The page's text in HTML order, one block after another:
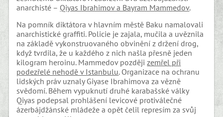
anarchisté – Qiyas Ibrahimov a Bayram Mammedov.
Na pomník diktátora v hlavním městě Baku namalovali
anarchistické graffiti. Policie je zajala, mučila a uvěznila
na základě vykonstruovaného obvinění z držení drog,
když tvrdila, že u každého z nich našla přesně jeden
kilogram heroinu. Mammedov pozdějizemřel při
podezřelé nehodě v Istanbulu. Organizace na ochranu
lidských práv uznaly Giyase Ibrahimova za vězně
svědomí. Během vypuknutí druhé karabašské války
Qiyas podepsal prohlášení levicové protiválečné
ázerbájdžánské mládeže a opět čelil represím za svůj